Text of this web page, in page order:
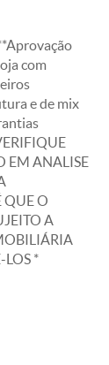
com
e de mix
EM ANALISE
QUE O
A
LOS *